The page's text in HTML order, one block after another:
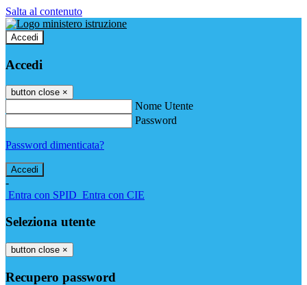
Salta al contenuto
Accedi
Accedi
button close ×
Nome Utente
Password
Password dimenticata?
-
Entra con SPID Entra con CIE
Seleziona utente
button close ×
Recupero password